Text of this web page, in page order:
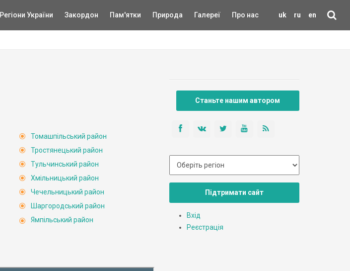
uk ru en
Регіони України Закордон Пам'ятки Природа Галереї Про нас
Томашпільський район
Тростянецький район
Тульчинський район
Хмільницький район
Чечельницький район
Шаргородський район
Ямпільський район
Станьте нашим автором
Підтримати сайт
Вхід
Реєстрація